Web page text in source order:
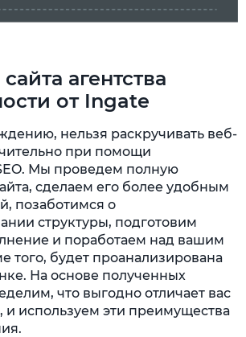
агентства
от Ingate
нельзя раскручивать веб-
при помощи
Мы проведем полную
сделаем его более удобным
позаботимся о
структуры, подготовим
и поработаем над вашим
того, будет проанализирована
На основе полученных
что выгодно отличает вас
и используем эти преимущества